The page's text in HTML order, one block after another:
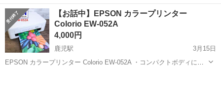
中古品です ✅ 使用に伴う細かいキズ等がございます ✅ 液晶はキレイ
に表示されています ✅ 印刷結果に関しましては画像5枚目をご参照
下...
高知 南国市 鹿児駅 プリンター Canon
【お話中】EPSON カラープリンター
Colorio EW-052A
4,000円
鹿児駅
3月15日
EPSON カラープリンター Colorio EW-052A ・コンパクトボディに必